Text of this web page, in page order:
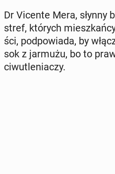
Dr Vicente Mera, słynny
stref, których
ści, pod­po­wia­da, by
sok z jarmużu, bo to
ciw­u­tle­nia­czy.